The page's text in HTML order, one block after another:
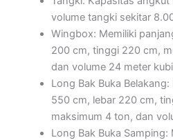
volume tangki sekitar
Wingbox: Memiliki
200 cm, tinggi 220 cm,
dan volume 24 meter
Long Bak Buka
550 cm, lebar 220 cm,
maksimum 4 ton, dan
Long Bak Buka